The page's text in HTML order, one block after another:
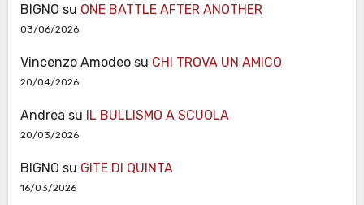
BIGNO su ONE BATTLE AFTER ANOTHER
03/06/2026
Vincenzo Amodeosu CHI TROVA UN AMICO
20/04/2026
Andrea su IL BULLISMO A SCUOLA
20/03/2026
BIGNO su GITE DI QUINTA
16/03/2026